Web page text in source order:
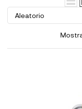
Aleatorio